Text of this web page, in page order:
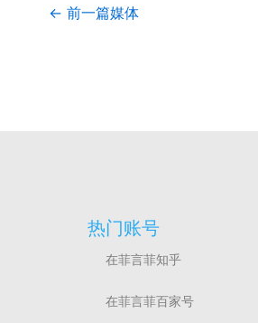
← 前一篇媒体
热门账号
在菲言菲知乎
在菲言菲百家号